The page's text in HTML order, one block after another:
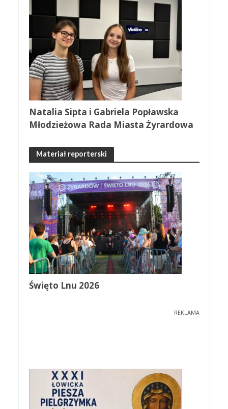
Natalia Sipta i Gabriela Popławska
Młodzieżowa Rada Miasta Żyrardowa
Materiał reporterski
Święto Lnu 2026
REKLAMA